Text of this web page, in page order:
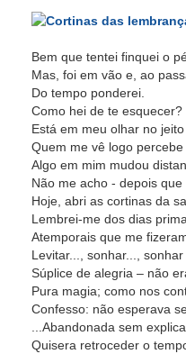
Bem que tentei finquei o
Mas, foi em vão e, ao
Do tempo ponderei.
Como hei de te esquecer?
Está em meu olhar no
Quem me vê logo percebe
Algo em mim mudou
Não me acho - depois que
Hoje, abri as cortinas da
Lembrei-me dos dias
Atemporais que me
Levitar..., sonhar...,
Súplice de alegria – não
Pura magia; como nos
Confesso: não esperava
...Abandonada sem
Quisera retroceder o